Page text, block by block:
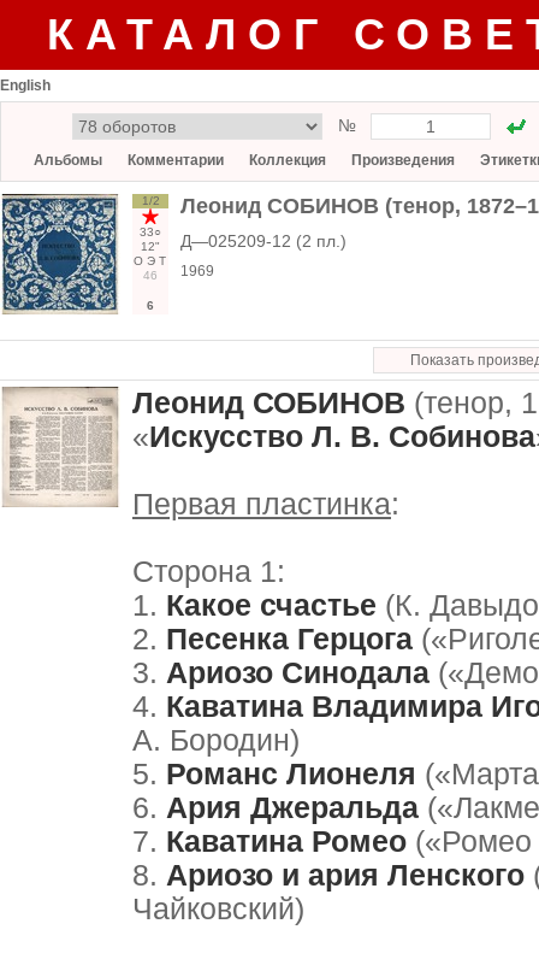
КАТАЛОГ
English
№
Альбомы Комментарии Коллекция Произведения
1/2
33○
12"
О Э Т
46
6
Леонид СОБИНОВ (тенор,
Д—025209-12 (2 пл.)
1969
Показать
Леонид СОБИНОВ (тенор,
«Искусство Л. В. Собинова
Первая пластинка:
Сторона 1:
1. Какое счастье (К.
2. Песенка Герцога
3. Ариозо Синодала
4. Каватина Владимира
А. Бородин)
5. Романс Лионеля
6. Ария Джеральда
7. Каватина Ромео («Ромео
8. Ариозо и ария Ленского
Чайковский)